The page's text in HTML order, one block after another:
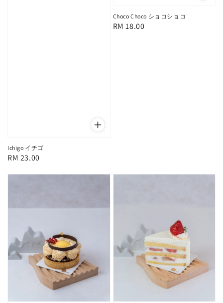
Ichigo イチゴ
Regular
RM 23.00
Choco Choco ショコショコ
Regular
RM 18.00